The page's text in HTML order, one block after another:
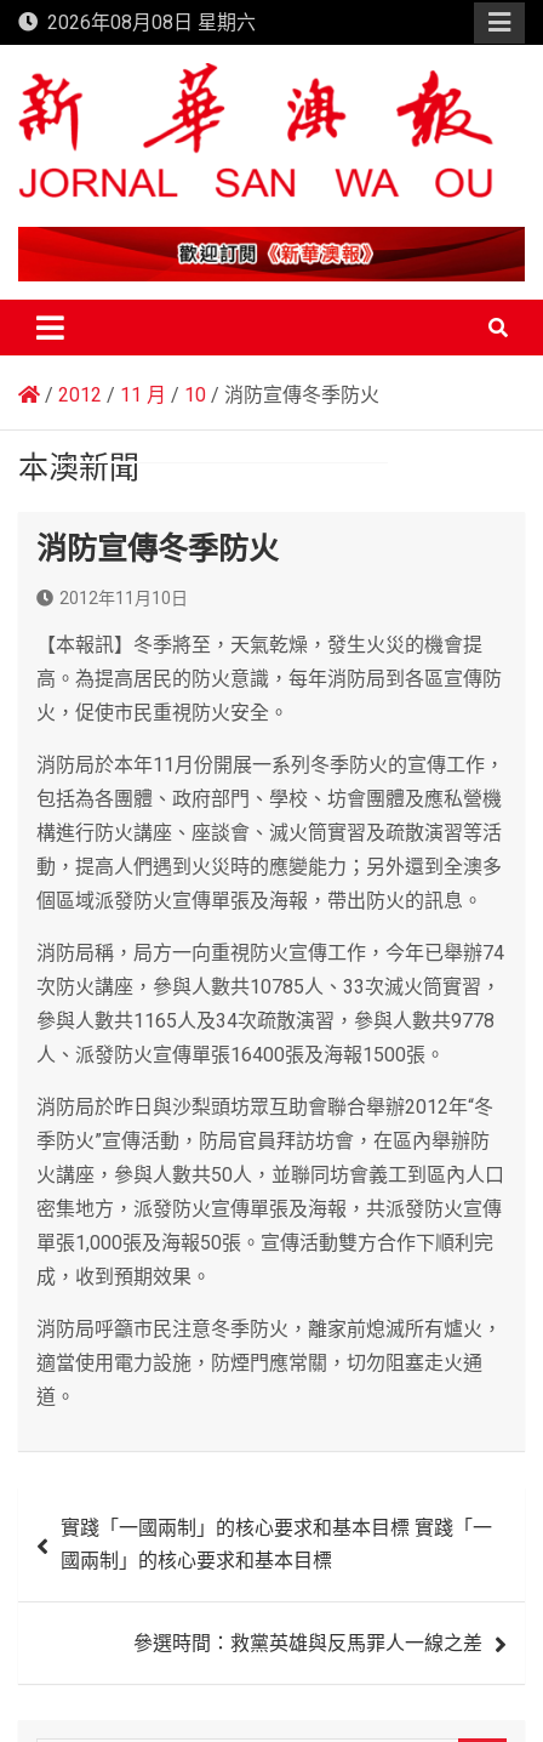
Skip
to
content
2026年08月08日 星期六
新華澳報
2012 11 月 10 消防宣傳冬季防火
本澳新聞
消防宣傳冬季防火
2012年11月10日
【本報訊】冬季將至，天氣乾燥，發生火災的機會提
高。為提高居民的防火意識，每年消防局到各區宣傳防
火，促使市民重視防火安全。
消防局於本年11月份開展一系列冬季防火的宣傳工作，
包括為各團體、政府部門、學校、坊會團體及應私營機
構進行防火講座、座談會、滅火筒實習及疏散演習等活
動，提高人們遇到火災時的應變能力；另外還到全澳多
個區域派發防火宣傳單張及海報，帶出防火的訊息。
消防局稱，局方一向重視防火宣傳工作，今年已舉辦74
次防火講座，參與人數共10785人、33次滅火筒實習，
參與人數共1165人及34次疏散演習，參與人數共9778
人、派發防火宣傳單張16400張及海報1500張。
消防局於昨日與沙梨頭坊眾互助會聯合舉辦2012年“冬
季防火”宣傳活動，防局官員拜訪坊會，在區內舉辦防
火講座，參與人數共50人，並聯同坊會義工到區內人口
密集地方，派發防火宣傳單張及海報，共派發防火宣傳
單張1,000張及海報50張。宣傳活動雙方合作下順利完
成，收到預期效果。
消防局呼籲市民注意冬季防火，離家前熄滅所有爐火，
適當使用電力設施，防煙門應常關，切勿阻塞走火通
道。
章 實踐「一國兩制」的核心要求和基本目標 實踐「一
國兩制」的核心要求和基本目標
參選時間：救黨英雄與反馬罪人一線之差